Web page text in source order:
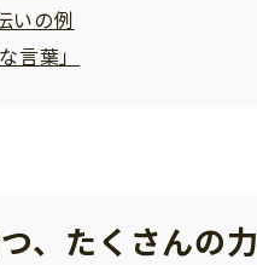
いの例
言葉」
、たくさんの力